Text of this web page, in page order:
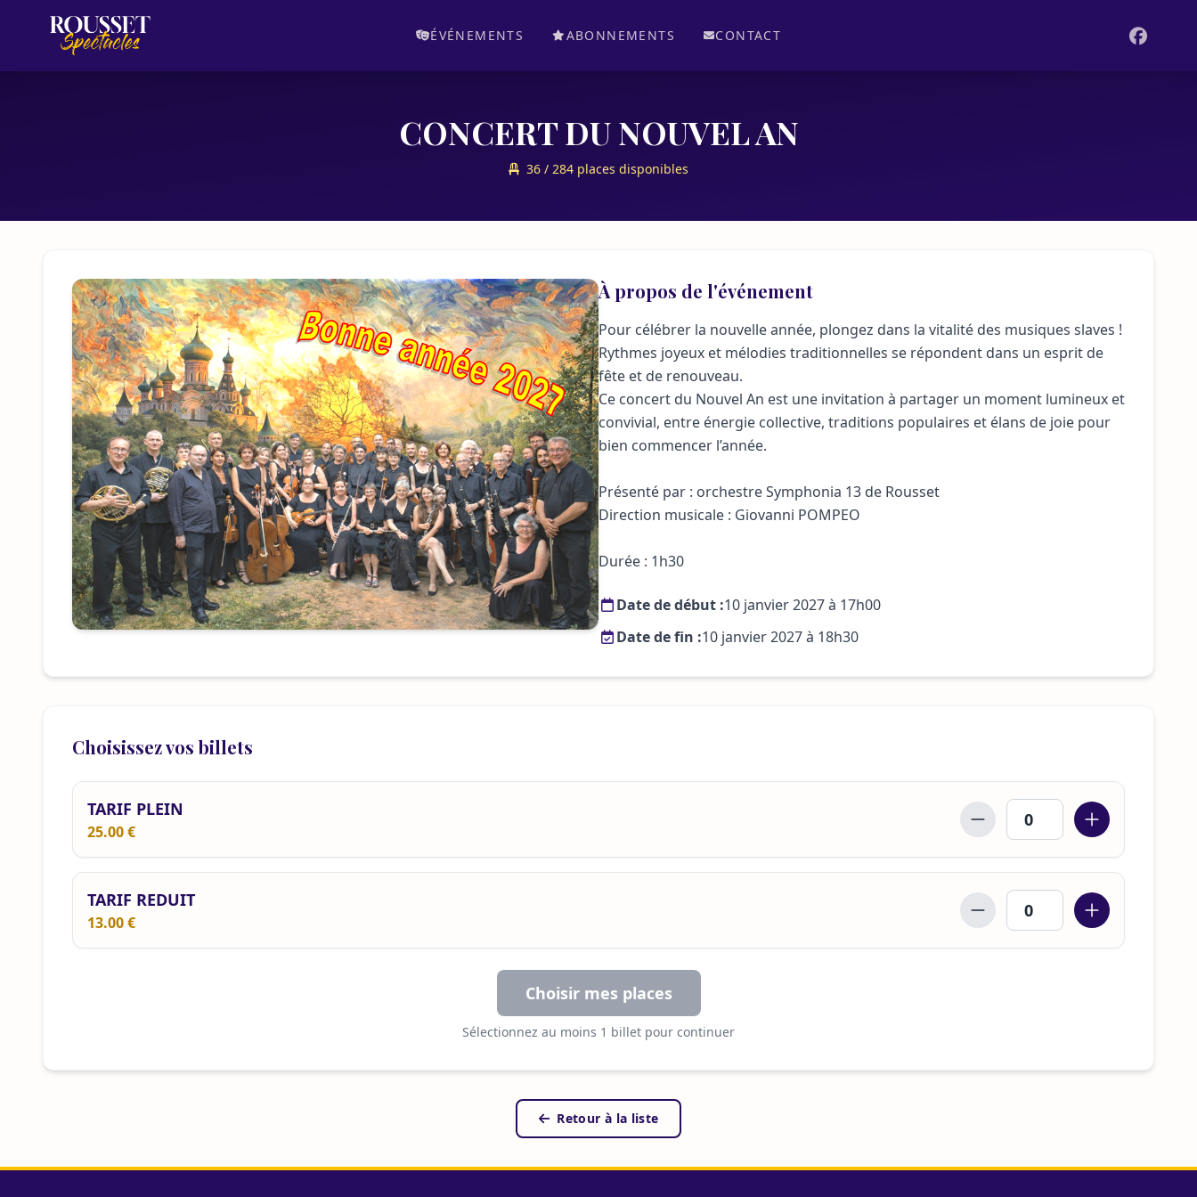
ÉVÉNEMENTS ABONNEMENTS CONTACT
CONCERT DU NOUVEL AN
36 / 284 places disponibles
À propos de l'événement
Pour célébrer la nouvelle année, plongez dans la vitalité des musiques slaves !
Rythmes joyeux et mélodies traditionnelles se répondent dans un esprit de
fête et de renouveau.
Ce concert du Nouvel An est une invitation à partager un moment lumineux et
convivial, entre énergie collective, traditions populaires et élans de joie pour
bien commencer l’année.
Présenté par : orchestre Symphonia 13 de Rousset
Direction musicale : Giovanni POMPEO
Durée : 1h30
Date de début :10 janvier 2027 à 17h00
Date de fin :10 janvier 2027 à 18h30
Choisissez vos billets
TARIF PLEIN
25.00 €
TARIF REDUIT
13.00 €
Choisir mes places
Sélectionnez au moins 1 billet pour continuer
Retour à la liste